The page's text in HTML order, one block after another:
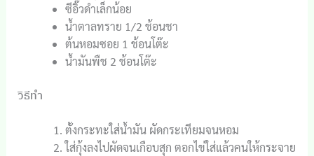
ซีอิ๊วดำเล็กน้อย
น้ำตาลทราย 1/2 ช้อนชา
ต้นหอมซอย 1 ช้อนโต๊ะ
น้ำมันพืช 2 ช้อนโต๊ะ
วิธีทำ
ตั้งกระทะใส่น้ำมัน ผัดกระเทียมจนหอม
ใส่กุ้งลงไปผัดจนเกือบสุก ตอกไข่ใส่แล้วคนให้กระจาย